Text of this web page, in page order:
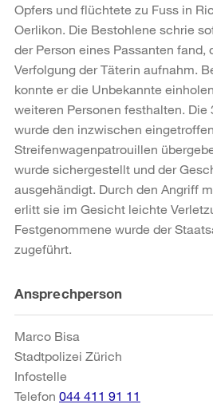
Opfers und flüchtete zu Fuss in
Oerlikon. Die Bestohlene schrie
der Person eines Passanten fand,
Verfolgung der Täterin aufnahm.
konnte er die Unbekannte
weiteren Personen festhalten.
wurde den inzwischen
Streifenwagenpatrouillen
wurde sichergestellt und der
ausgehändigt. Durch den Angriff
erlitt sie im Gesicht leichte
Festgenommene wurde der
zugeführt.
Weitere
Informationen
Ansprechperson
Marco Bisa
Stadtpolizei Zürich
Infostelle
Telefon 044 411 91 11